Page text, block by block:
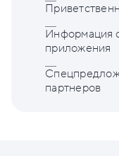
Информация
приложения
партнеров